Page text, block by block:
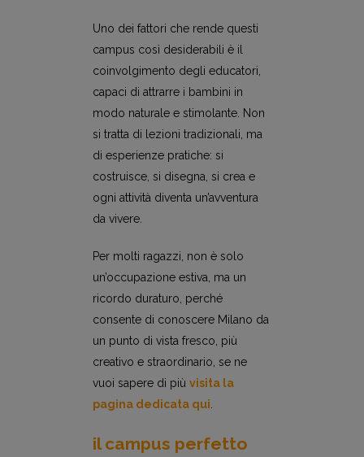
Uno dei fattori che rende questi
campus così desiderabili è il
coinvolgimento degli educatori,
capaci di attrarre i bambini in
modo naturale e stimolante. Non
si tratta di lezioni tradizionali, ma
di esperienze pratiche: si
costruisce, si disegna, si crea e
ogni attività diventa un’avventura
da vivere.
Per molti ragazzi, non è solo
un’occupazione estiva, ma un
ricordo duraturo, perché
consente di conoscere Milano da
un punto di vista fresco, più
creativo e straordinario, se ne
vuoi sapere di più visita la
pagina dedicata qui
il campus perfetto